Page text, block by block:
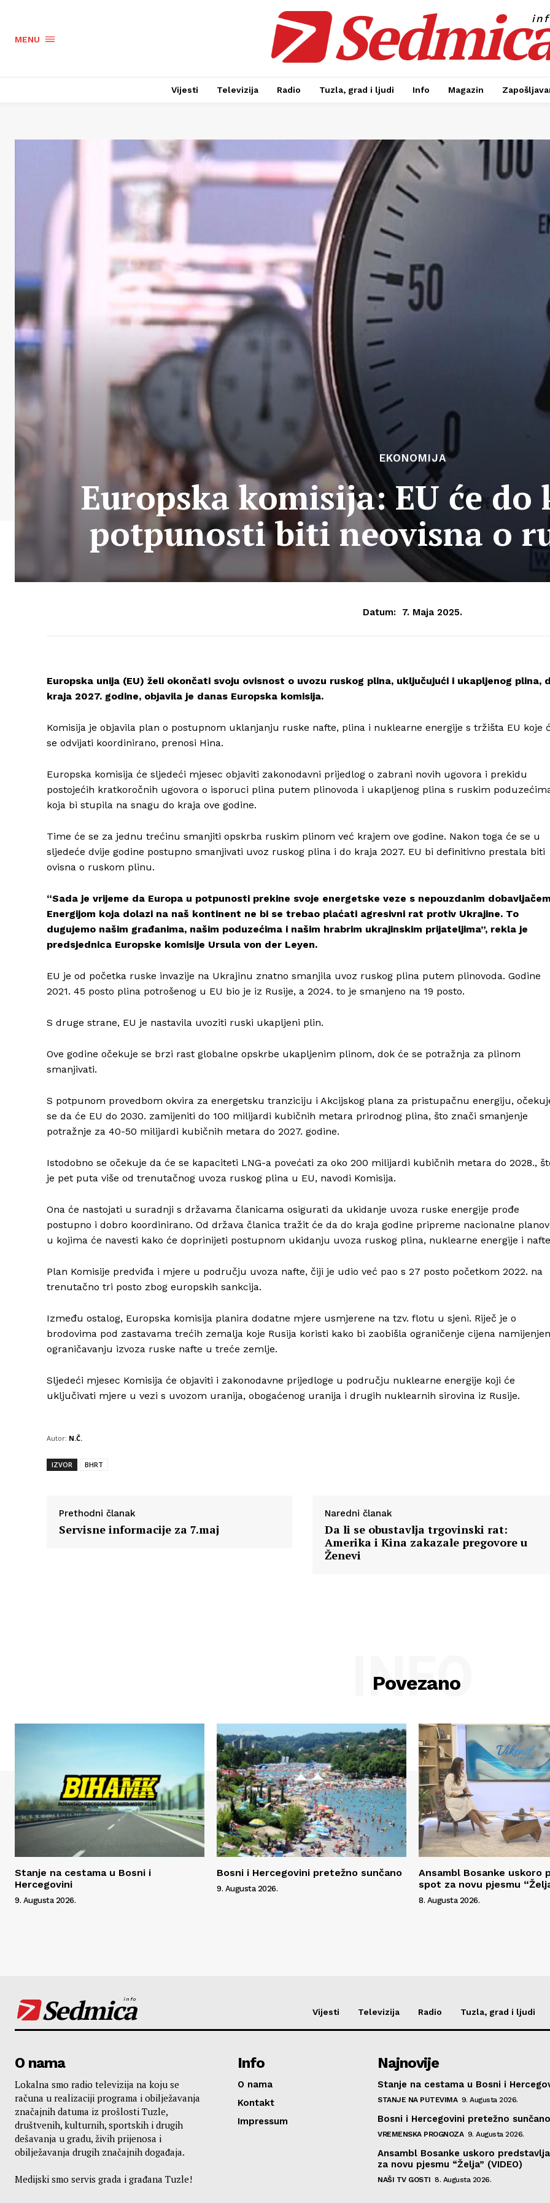
Info
Kontakt
Impressum
MENU
Vijesti Televizija Radio Tuzla, grad i ljudi Info Magazin
EKONOMIJA
Europska komisija: EU će do
potpunosti biti neovisna o
Datum: 7. Maja 2025.
Europska unija (EU) želi okončati svoju ovisnost o uvozu ruskog plina, uključujući i ukapljenog plina,
kraja 2027. godine, objavila je danas Europska komisija.
Komisija je objavila plan o postupnom uklanjanju ruske nafte, plina i nuklearne energije s tržišta EU koje
se odvijati koordinirano, prenosi Hina.
Europska komisija će sljedeći mjesec objaviti zakonodavni prijedlog o zabrani novih ugovora i prekidu
postojećih kratkoročnih ugovora o isporuci plina putem plinovoda i ukapljenog plina s ruskim
koja bi stupila na snagu do kraja ove godine.
Time će se za jednu trećinu smanjiti opskrba ruskim plinom već krajem ove godine. Nakon toga će se u
sljedeće dvije godine postupno smanjivati uvoz ruskog plina i do kraja 2027. EU bi definitivno prestala biti
ovisna o ruskom plinu.
“Sada je vrijeme da Europa u potpunosti prekine svoje energetske veze s nepouzdanim
Energijom koja dolazi na naš kontinent ne bi se trebao plaćati agresivni rat protiv Ukrajine. To
dugujemo našim građanima, našim poduzećima i našim hrabrim ukrajinskim prijateljima”, rekla je
predsjednica Europske komisije Ursula von der Leyen.
EU je od početka ruske invazije na Ukrajinu znatno smanjila uvoz ruskog plina putem plinovoda. Godine
2021. 45 posto plina potrošenog u EU bio je iz Rusije, a 2024. to je smanjeno na 19 posto.
S druge strane, EU je nastavila uvoziti ruski ukapljeni plin.
Ove godine očekuje se brzi rast globalne opskrbe ukapljenim plinom, dok će se potražnja za plinom
smanjivati.
S potpunom provedbom okvira za energetsku tranziciju i Akcijskog plana za pristupačnu energiju,
se da će EU do 2030. zamijeniti do 100 milijardi kubičnih metara prirodnog plina, što znači smanjenje
potražnje za 40-50 milijardi kubičnih metara do 2027. godine.
Istodobno se očekuje da će se kapaciteti LNG-a povećati za oko 200 milijardi kubičnih metara do 2028.,
je pet puta više od trenutačnog uvoza ruskog plina u EU, navodi Komisija.
Ona će nastojati u suradnji s državama članicama osigurati da ukidanje uvoza ruske energije prođe
postupno i dobro koordinirano. Od država članica tražit će da do kraja godine pripreme nacionalne
u kojima će navesti kako će doprinijeti postupnom ukidanju uvoza ruskog plina, nuklearne energije i
Plan Komisije predviđa i mjere u području uvoza nafte, čiji je udio već pao s 27 posto početkom 2022. na
trenutačno tri posto zbog europskih sankcija.
Između ostalog, Europska komisija planira dodatne mjere usmjerene na tzv. flotu u sjeni. Riječ je o
brodovima pod zastavama trećih zemalja koje Rusija koristi kako bi zaobišla ograničenje cijena
ograničavanju izvoza ruske nafte u treće zemlje.
Sljedeći mjesec Komisija će objaviti i zakonodavne prijedloge u području nuklearne energije koji će
uključivati mjere u vezi s uvozom uranija, obogaćenog uranija i drugih nuklearnih sirovina iz Rusije.
Autor: N.Č.
IZVOR BHRT
Prethodni članak
Servisne informacije za 7.maj
Naredni članak
Da li se obustavlja trgovinski rat:
Amerika i Kina zakazale pregovore u
Ženevi
Povezano
INFO
Stanje na cestama u Bosni i
Hercegovini
9. Augusta 2026.
Bosni i Hercegovini pretežno sunčano
9. Augusta 2026.
Ansambl Bosanke uskoro
spot za novu pjesmu
8. Augusta 2026.
Sedmica
info
Vijesti Televizija Radio Tuzla, grad i ljudi
O nama
Lokalna smo radio televizija na koju se
računa u realizaciji programa i obilježavanja
značajnih datuma iz prošlosti Tuzle,
društvenih, kulturnih, sportskih i drugih
dešavanja u gradu, živih prijenosa i
obilježavanja drugih značajnih događaja.
Medijski smo servis grada i građana Tuzle!
Info
O nama
Kontakt
Impressum
Najnovije
Stanje na cestama u Bosni i
STANJE NA PUTEVIMA 9. Augusta 2026.
Bosni i Hercegovini pretežno
VREMENSKA PROGNOZA 9. Augusta 2026.
Ansambl Bosanke uskoro
za novu pjesmu “Želja” (VIDEO)
NAŠI TV GOSTI 8. Augusta 2026.